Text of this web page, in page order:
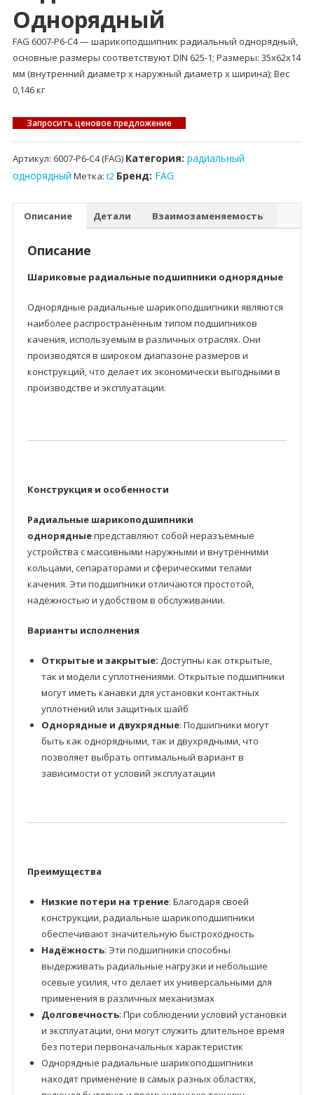
Однорядный
FAG 6007-P6-C4 — шарикоподшипник радиальный однорядный,
основные размеры соответствуют DIN 625-1; Размеры: 35x62x14
мм (внутренний диаметр x наружный диаметр x ширина); Вес
0,146 кг
Запросить ценовое предложение
Артикул: 6007-P6-C4 (FAG) Категория: радиальный
однорядный Метка: t2 Бренд: FAG
Описание Детали Взаимозаменяемость
Описание
Шариковые радиальные подшипники однорядные
Однорядные радиальные шарикоподшипники являются
наиболее распространённым типом подшипников
качения, используемым в различных отраслях. Они
производятся в широком диапазоне размеров и
конструкций, что делает их экономически выгодными в
производстве и эксплуатации.
Конструкция и особенности
Радиальные шарикоподшипники
однорядныепредставляют собой неразъёмные
устройства с массивными наружными и внутренними
кольцами, сепараторами и сферическими телами
качения. Эти подшипники отличаются простотой,
надёжностью и удобством в обслуживании.
Варианты исполнения
Открытые и закрытые: Доступны как открытые,
так и модели с уплотнениями. Открытые подшипники
могут иметь канавки для установки контактных
уплотнений или защитных шайб
Однорядные и двухрядные: Подшипники могут
быть как однорядными, так и двухрядными, что
позволяет выбрать оптимальный вариант в
зависимости от условий эксплуатации
Преимущества
Низкие потери на трение: Благодаря своей
конструкции, радиальные шарикоподшипники
обеспечивают значительную быстроходность
Надёжность: Эти подшипники способны
выдерживать радиальные нагрузки и небольшие
осевые усилия, что делает их универсальными для
применения в различных механизмах
Долговечность: При соблюдении условий установки
и эксплуатации, они могут служить длительное время
без потери первоначальных характеристик
Однорядные радиальные шарикоподшипники
находят применение в самых разных областях,